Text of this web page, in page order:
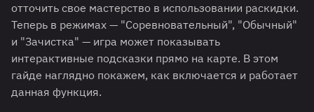
отточить свое мастерство в использовании раскидки.
Теперь в режимах — "Соревновательный", "Обычный"
и "Зачистка" — игра может показывать
интерактивные подсказки прямо на карте. В этом
гайде наглядно покажем, как включается и работает
данная функция.